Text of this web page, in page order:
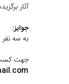
آثار
جوایز:
به سه
جهت کسب